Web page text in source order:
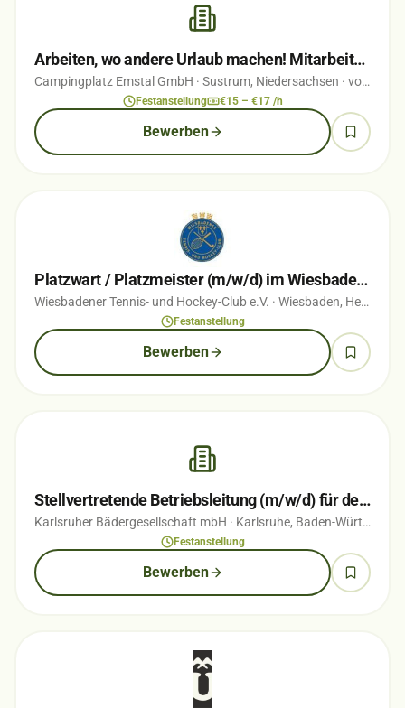
Arbeiten, wo andere Urlaub machen! Mitarbeiter (m/w/d) für Rezeption, Büro &…
Campingplatz Emstal GmbH · Sustrum, Niedersachsen · vor 2 Wochen
Festanstellung €15 – €17 /h
Bewerben
Platzwart / Platzmeister (m/w/d) im Wiesbadener Nerotal
Wiesbadener Tennis- und Hockey-Club e.V. · Wiesbaden, Hessen
Festanstellung
Bewerben
Stellvertretende Betriebsleitung (m/w/d) für den Campingplatz Durlach
Karlsruher Bädergesellschaft mbH · Karlsruhe, Baden-Württemberg
Festanstellung
Bewerben